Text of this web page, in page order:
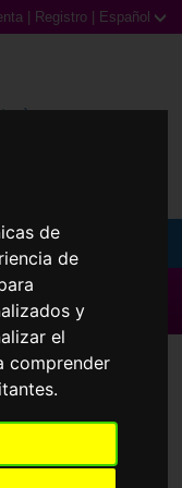
de
de
y
el
comprender
Registro Español
◀